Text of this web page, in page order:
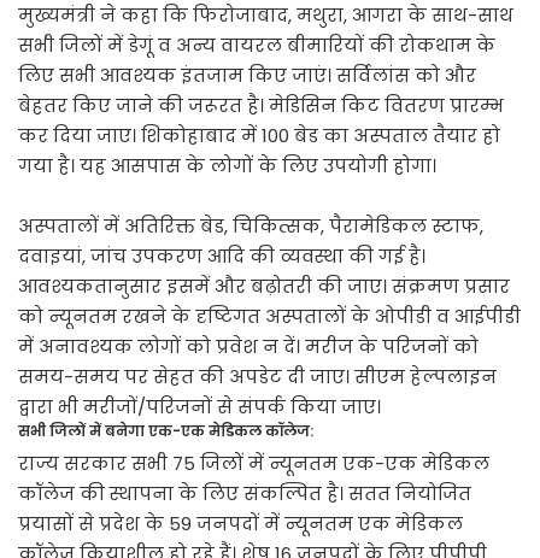
मुख्यमंत्री ने कहा कि फिरोजाबाद, मथुरा, आगरा के साथ-साथ
सभी जिलों में डेगूं व अन्य वायरल बीमारियों की रोकथाम के
लिए सभी आवश्यक इंतजाम किए जाएं। सर्विलांस को और
बेहतर किए जाने की जरूरत है। मेडिसिन किट वितरण प्रारम्भ
कर दिया जाए। शिकोहाबाद में 100 बेड का अस्पताल तैयार हो
गया है। यह आसपास के लोगों के लिए उपयोगी होगा।
अस्पतालों में अतिरिक्त बेड, चिकित्सक, पैरामेडिकल स्टाफ,
दवाइयां, जांच उपकरण आदि की व्यवस्था की गई है।
आवश्यकतानुसार इसमें और बढ़ोतरी की जाए। संक्रमण प्रसार
को न्यूनतम रखने के दृष्टिगत अस्पतालों के ओपीडी व आईपीडी
में अनावश्यक लोगों को प्रवेश न दें। मरीज के परिजनों को
समय-समय पर सेहत की अपडेट दी जाए। सीएम हेल्पलाइन
द्वारा भी मरीजों/परिजनों से संपर्क किया जाए।
सभी जिलों में बनेगा एक-एक मेडिकल कॉलेज:
राज्य सरकार सभी 75 जिलों में न्यूनतम एक-एक मेडिकल
कॉलेज की स्थापना के लिए संकल्पित है। सतत नियोजित
प्रयासों से प्रदेश के 59 जनपदों में न्यूनतम एक मेडिकल